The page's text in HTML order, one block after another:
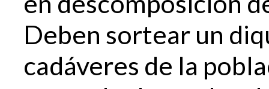
Deben sortear un
cadáveres de la